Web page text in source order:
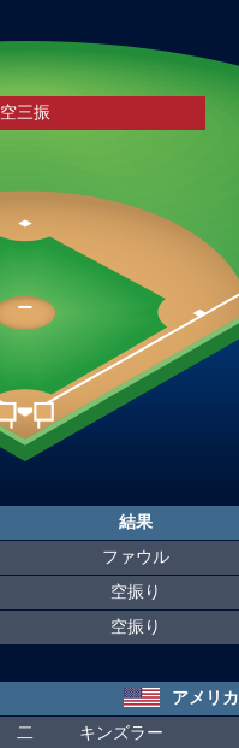
空三振
結果
ファウル
空振り
空振り
アメリカ
二
キンズラー